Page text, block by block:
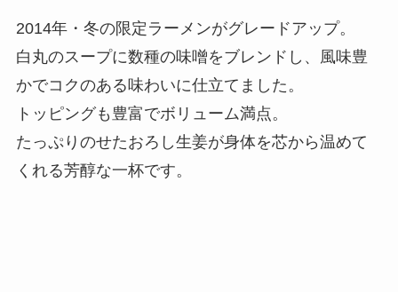
2014年・冬の限定ラーメンがグレードアップ。
白丸のスープに数種の味噌をブレンドし、風味豊
かでコクのある味わいに仕立てました。
トッピングも豊富でボリューム満点。
たっぷりのせたおろし生姜が身体を芯から温めて
くれる芳醇な一杯です。